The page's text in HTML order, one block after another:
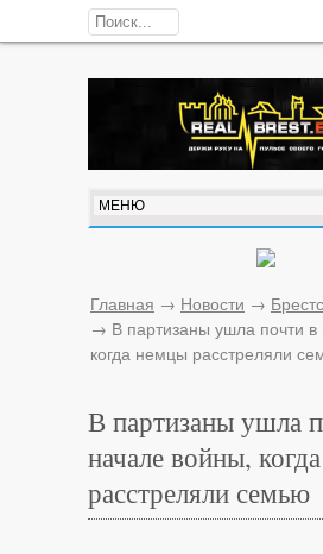
Главная → Новости →
→ В партизаны ушла почти
когда немцы расстреляли
В партизаны ушла
начале войны,
расстреляли семью